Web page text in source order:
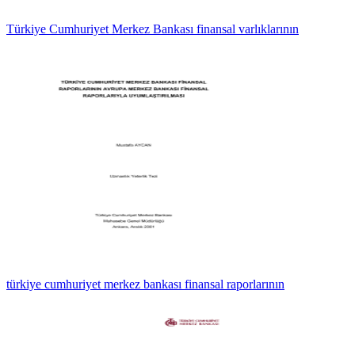
Türkiye Cumhuriyet Merkez Bankası finansal varlıklarının
türkiye cumhuriyet merkez bankası finansal raporlarının